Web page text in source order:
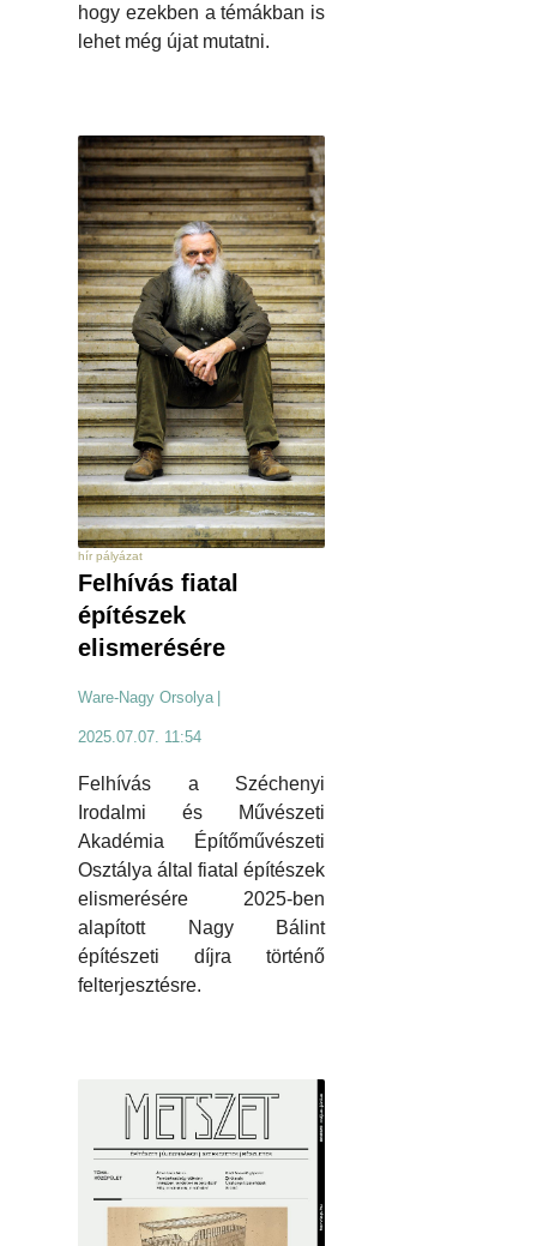
hogy ezekben a témákban is
lehet még újat mutatni.
hír pályázat
Felhívás fiatal
építészek
elismerésére
Ware-Nagy Orsolya
2025.07.07. 11:54
Felhívás a Széchenyi
Irodalmi és Művészeti
Akadémia Építőművészeti
Osztálya által fiatal építészek
elismerésére 2025-ben
alapított Nagy Bálint
építészeti díjra történő
felterjesztésre.